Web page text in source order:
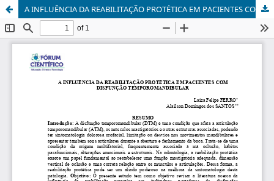
A INFLUÊNCIA DA REABILITAÇÃO PROTÉTICA EM PACIENTES COM DISFUNÇÃO TEMPOROMANDIBULAR